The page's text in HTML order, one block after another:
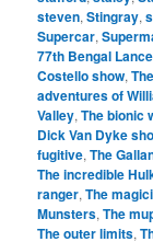
steven,Stingray,
Supercar,
77th Bengal
Costello show,
adventures of
Valley,The bionic
Dick Van Dyke
fugitive,The
The incredible
ranger,The
Munsters,The
The outer limits,